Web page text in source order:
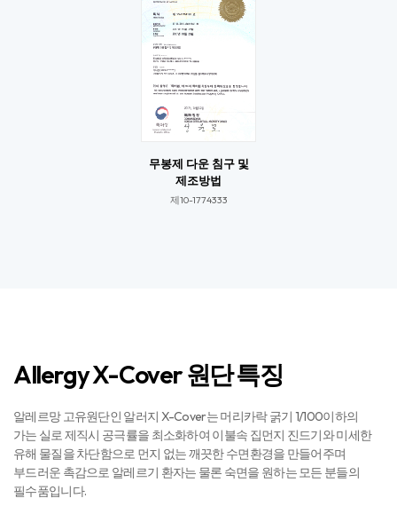
무봉제 다운 침구 및
제조방법
제10-1774333​​
Allergy X-Cover 원단 특징
알레르망 고유원단인 알러지 X-Cover는 머리카락 굵기 1/100이하의
가는 실로 제직시 공극률을 최소화하여 이불속 집먼지 진드기와 미세한
유해 물질을 차단함으로 먼지 없는 깨끗한 수면환경을 만들어주며
부드러운 촉감으로 알레르기 환자는 물론 숙면을 원하는 모든 분들의
필수품입니다.